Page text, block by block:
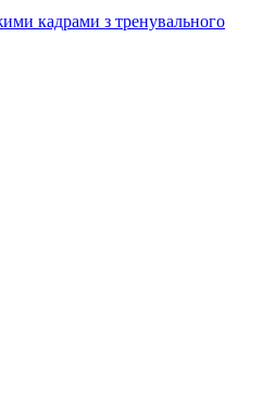
кадрами з тренувального